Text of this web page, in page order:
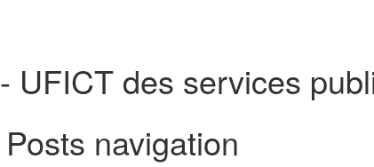
UFICT des services
Posts navigation